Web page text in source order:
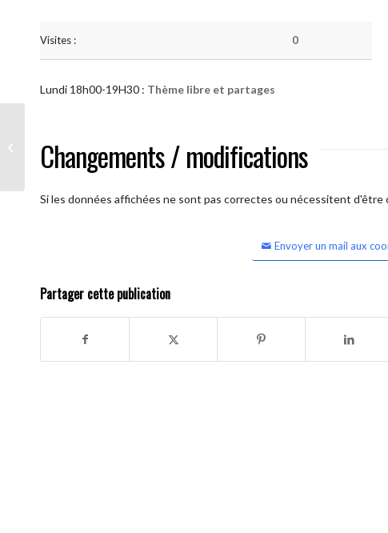
Visites : 0
Lundi 18h00-19H30 : Thème libre et partages
Changements / modifications
Si les données affichées ne sont pas correctes ou nécessitent
Envoyer un mail aux
Partager cette publication
partages )